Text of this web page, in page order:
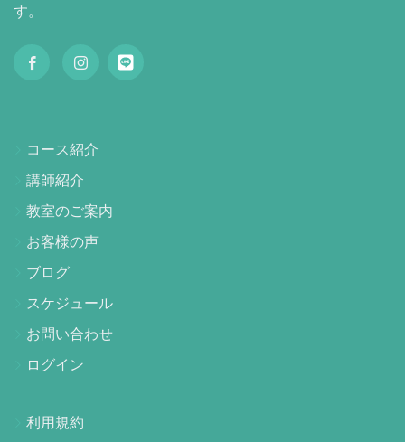
す。
コース紹介
講師紹介
教室のご案内
お客様の声
ブログ
スケジュール
お問い合わせ
ログイン
利用規約